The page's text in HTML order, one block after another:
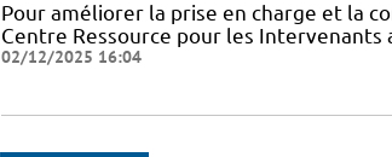
Pour améliorer la prise en charge et la
Centre Ressource pour les Intervenants
02/12/2025 16:04